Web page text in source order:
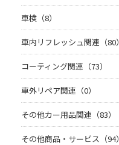
車検（8）
車内リフレッシュ関連（80）
コーティング関連（73）
車外リペア関連（0）
その他カー用品関連（83）
その他商品・サービス（94）